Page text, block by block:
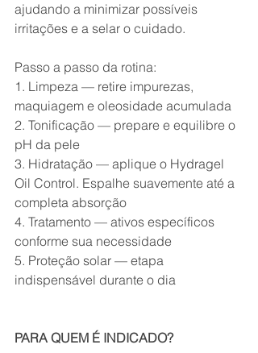
ajudando a minimizar possíveis
irritações e a selar o cuidado.
Passo a passo da rotina:
1. Limpeza — retire impurezas,
maquiagem e oleosidade acumulada
2. Tonificação — prepare e equilibre o
pH da pele
3. Hidratação — aplique o Hydragel
Oil Control. Espalhe suavemente até a
completa absorção
4. Tratamento — ativos específicos
conforme sua necessidade
5. Proteção solar — etapa
indispensável durante o dia
PARA QUEM É INDICADO?